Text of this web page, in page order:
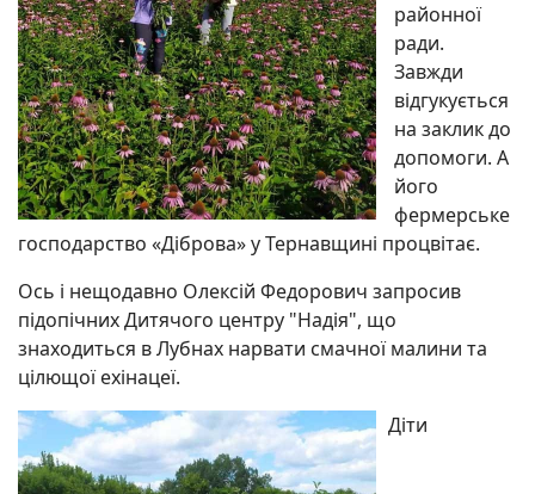
районної
ради.
Завжди
відгукується
на заклик до
допомоги. А
його
фермерське
господарство «Діброва» у Тернавщині процвітає.
Ось і нещодавно Олексій Федорович запросив
підопічних Дитячого центру "Надія", що
знаходиться в Лубнах нарвати смачної малини та
цілющої ехінацеї.
Діти